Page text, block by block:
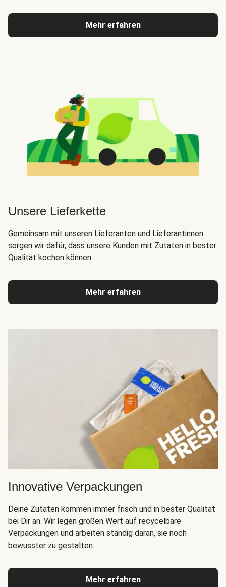
Mehr erfahren
Unsere Lieferkette
Gemeinsam mit unseren Lieferanten und Lieferantinnen
sorgen wir dafür, dass unsere Kunden mit Zutaten in bester
Qualität kochen können.
Mehr erfahren
Innovative Verpackungen
Deine Zutaten kommen immer frisch und in bester Qualität
bei Dir an. Wir legen großen Wert auf recycelbare
Verpackungen und arbeiten ständig daran, sie noch
bewusster zu gestalten.
Mehr erfahren